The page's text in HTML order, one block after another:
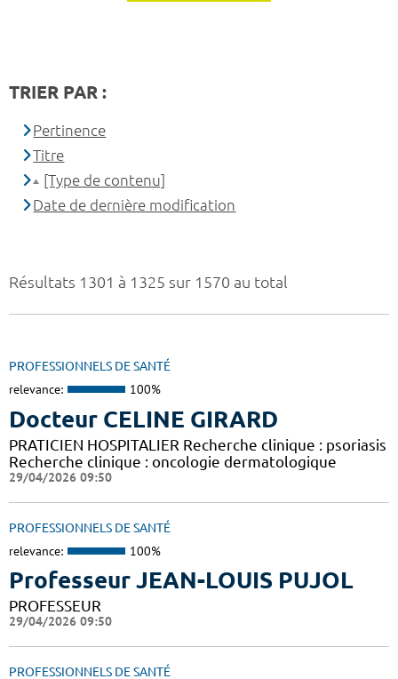
Résultats 1301 à 1325 sur 1570 au total
PROFESSIONNELS DE SANTÉ
relevance: 100%
Docteur CELINE GIRARD
PRATICIEN HOSPITALIER Recherche clinique : psoriasis
Recherche clinique : oncologie dermatologique
29/04/2026 09:50
PROFESSIONNELS DE SANTÉ
relevance: 100%
Professeur JEAN-LOUIS PUJOL
PROFESSEUR
29/04/2026 09:50
PROFESSIONNELS DE SANTÉ
TRIER PAR :
Pertinence
Titre
[Type de contenu]
Date de dernière modification